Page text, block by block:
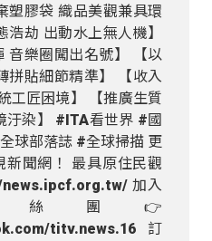
塑膠袋 織品美觀兼具環
劫 出動水上無人機】
音樂圈闖出名號】 【以
拼貼細節精準】 【收入
工匠困境】 【推廣生質
汙染】 #ITA看世界 #國
球部落誌 #全球掃描 更
聞網！ 最具原住民觀
加入
絲團👉
titv.news.16 訂